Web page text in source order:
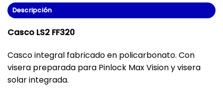
Descripción
Casco LS2 FF320
Casco integral fabricado en policarbonato. Con
visera preparada para Pinlock Max Vision y visera
solar integrada.